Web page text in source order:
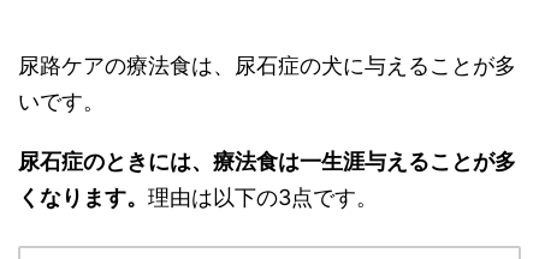
尿路ケアの療法食は、尿石症の犬に与えることが多
いです。
尿石症のときには、療法食は一生涯与えることが多
くなります。 理由は以下の3点です。